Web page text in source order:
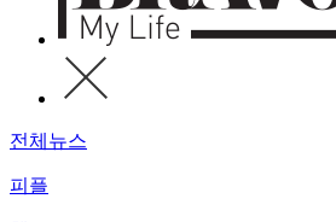
전체뉴스
피플